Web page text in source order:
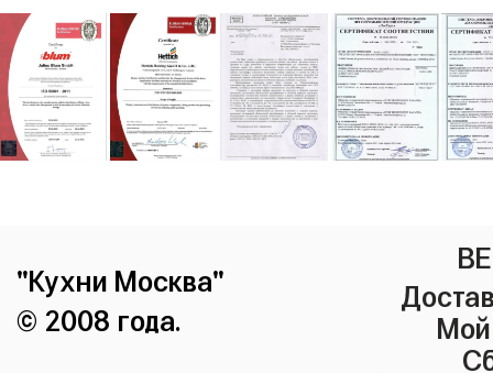
"Кухни Москва"
© 2008 года.